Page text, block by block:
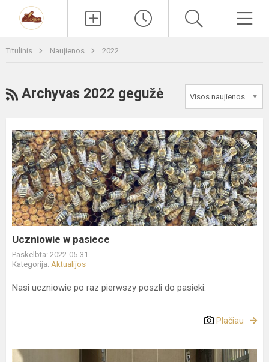
Titulinis Naujienos 2022
RSS
Archyvas 2022 gegužė
Uczniowie
w
pasiece
Uczniowie w pasiece
Paskelbta: 2022-05-31
Kategorija: Aktualijos
Nasi uczniowie po raz pierwszy poszli do pasieki.
Plačiau
Wycieczka